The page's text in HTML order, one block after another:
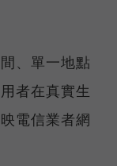
、單一地點
者在真實生
電信業者網